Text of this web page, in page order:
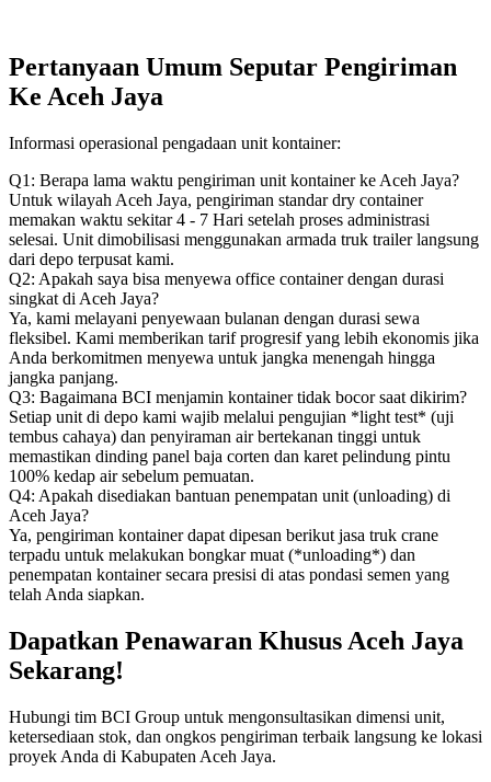
Pertanyaan Umum Seputar Pengiriman
Ke Aceh Jaya
Informasi operasional pengadaan unit kontainer:
Q1: Berapa lama waktu pengiriman unit kontainer ke Aceh Jaya?
Untuk wilayah Aceh Jaya, pengiriman standar dry container
memakan waktu sekitar 4 - 7 Hari setelah proses administrasi
selesai. Unit dimobilisasi menggunakan armada truk trailer langsung
dari depo terpusat kami.
Q2: Apakah saya bisa menyewa office container dengan durasi
singkat di Aceh Jaya?
Ya, kami melayani penyewaan bulanan dengan durasi sewa
fleksibel. Kami memberikan tarif progresif yang lebih ekonomis jika
Anda berkomitmen menyewa untuk jangka menengah hingga
jangka panjang.
Q3: Bagaimana BCI menjamin kontainer tidak bocor saat dikirim?
Setiap unit di depo kami wajib melalui pengujian *light test* (uji
tembus cahaya) dan penyiraman air bertekanan tinggi untuk
memastikan dinding panel baja corten dan karet pelindung pintu
100% kedap air sebelum pemuatan.
Q4: Apakah disediakan bantuan penempatan unit (unloading) di
Aceh Jaya?
Ya, pengiriman kontainer dapat dipesan berikut jasa truk crane
terpadu untuk melakukan bongkar muat (*unloading*) dan
penempatan kontainer secara presisi di atas pondasi semen yang
telah Anda siapkan.
Dapatkan Penawaran Khusus Aceh Jaya
Sekarang!
Hubungi tim BCI Group untuk mengonsultasikan dimensi unit,
ketersediaan stok, dan ongkos pengiriman terbaik langsung ke lokasi
proyek Anda di Kabupaten Aceh Jaya.